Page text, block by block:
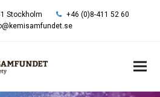
Stockholm
+46 (0)8-411 52 60